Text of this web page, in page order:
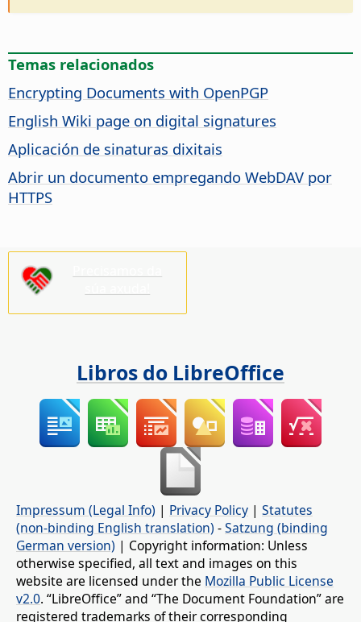
Temas relacionados
Encrypting Documents with OpenPGP
English Wiki page on digital signatures
Aplicación de sinaturas dixitais
Abrir un documento empregando WebDAV por
HTTPS
Libros do LibreOffice
Impressum (Legal Info) | Privacy Policy | Statutes
(non-binding English translation) -Satzung (binding
German version) | Copyright information: Unless
otherwise specified, all text and images on this
website are licensed under the Mozilla Public License
v2.0. “LibreOffice” and “The Document Foundation” are
registered trademarks of their corresponding